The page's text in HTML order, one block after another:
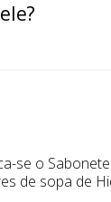
se o
de sopa de